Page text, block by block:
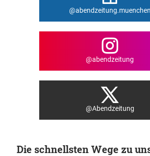
@abendzeitung.muenchen
@abendzeitung
@Abendzeitung
Die schnellsten Wege zu